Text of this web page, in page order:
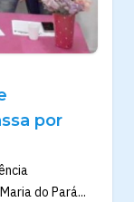
por
do Pará...